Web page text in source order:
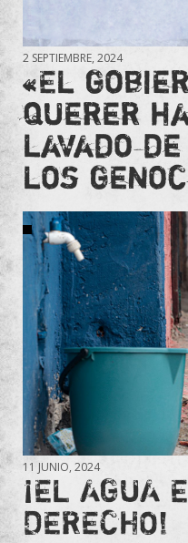
2 SEPTIEMBRE, 2024
«El
querer
lavado de
los
11 JUNIO, 2024
¡EL AGUA
DERECHO!